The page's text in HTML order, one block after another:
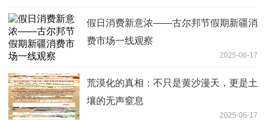
假日消费新意浓——古尔邦节假期新疆消
费市场一线观察
2025-06-17
荒漠化的真相：不只是黄沙漫天，更是土
壤的无声窒息
2025-06-17